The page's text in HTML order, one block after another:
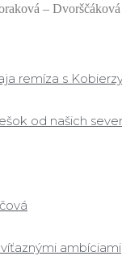
–
remíza s
od našich
ambíciami